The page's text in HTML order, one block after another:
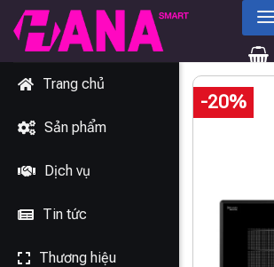
Chuyển
đến
dung
Trang chủ
Sản phẩm
Dịch vụ
Tin tức
Thương hiệu
-20%